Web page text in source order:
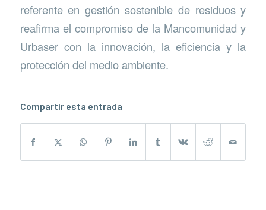
referente en gestión sostenible de residuos y
reafirma el compromiso de la Mancomunidad y
Urbaser con la innovación, la eficiencia y la
protección del medio ambiente.
Compartir esta entrada